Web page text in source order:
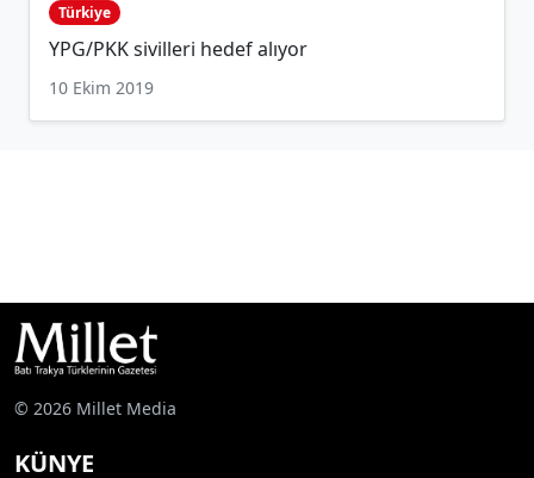
Türkiye
YPG/PKK sivilleri hedef alıyor
10 Ekim 2019
© 2026 Millet Media
KÜNYE